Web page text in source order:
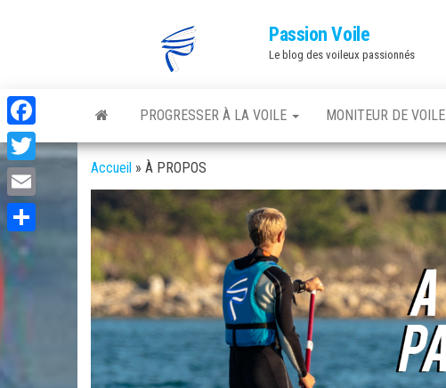
Passion Voile
Le blog des voileux passionnés
PROGRESSER À LA VOILE MONITEUR DE VOILE
Accueil » À PROPOS
F
a
c
e
T
w
i
E